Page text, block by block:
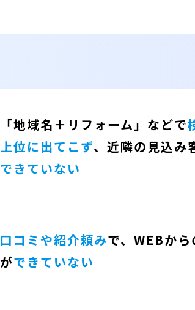
「地域名＋リフォーム」などで
上位に出てこず、近隣の見込み
できていない
口コミや紹介頼みで、WEBか
ができていない